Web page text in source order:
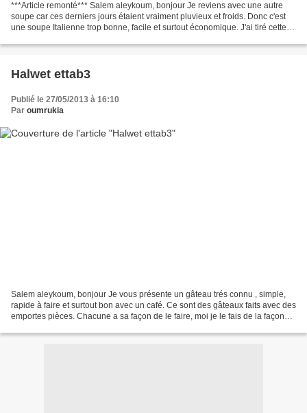
***Article remonté*** Salem aleykoum, bonjour Je reviens avec une autre
soupe car ces derniers jours étaient vraiment pluvieux et froids. Donc c'est
une soupe Italienne trop bonne, facile et surtout économique. J'ai tiré cette
Halwet ettab3
Publié le 27/05/2013 à 16:10
Par oumrukia
Salem aleykoum, bonjour Je vous présente un gâteau trés connu , simple,
rapide à faire et surtout bon avec un café. Ce sont des gâteaux faits avec des
emportes pièces. Chacune a sa façon de le faire, moi je le fais de la façon